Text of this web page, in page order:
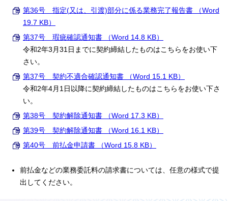
第36号 指定(又は、引渡)部分に係る業務完了報告書 （Word
19.7 KB）
第37号 瑕疵確認通知書 （Word 14.8 KB）
令和2年3月31日までに契約締結したものはこちらをお使い下
さい。
第37号 契約不適合確認通知書 （Word 15.1 KB）
令和2年4月1日以降に契約締結したものはこちらをお使い下さ
い。
第38号 契約解除通知書 （Word 17.3 KB）
第39号 契約解除通知書 （Word 16.1 KB）
第40号 前払金申請書 （Word 15.8 KB）
前払金などの業務委託料の請求書については、任意の様式で提
出してください。